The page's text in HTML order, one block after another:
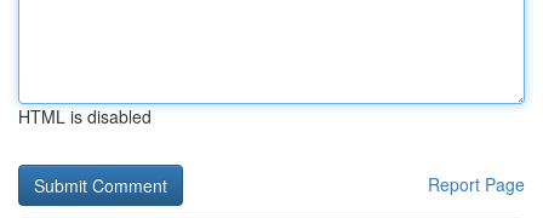
HTML is disabled
Report Page